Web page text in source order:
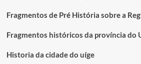
Fragmentos de Pré História sobre a
Fragmentos históricos da província do
Historia da cidade do uíge